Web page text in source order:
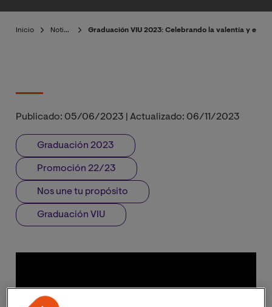
Inicio Noticias Graduación VIU 2023: Celebrando la valentía y el
Publicado: 05/06/2023 Actualizado: 06/11/2023
Graduación 2023
Promoción 22/23
Nos une tu propósito
Graduación VIU